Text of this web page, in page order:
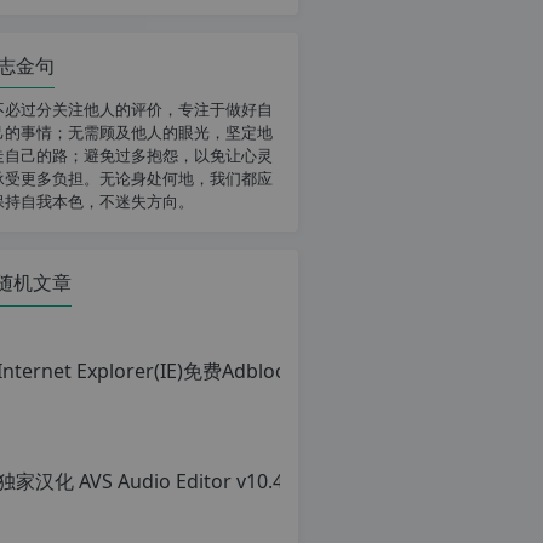
金句
必过分关注他人的评价，专注于做好自
的事情；无需顾及他人的眼光，坚定地
自己的路；避免过多抱怨，以免让心灵
受更多负担。无论身处何地，我们都应
持自我本色，不迷失方向。
机文章